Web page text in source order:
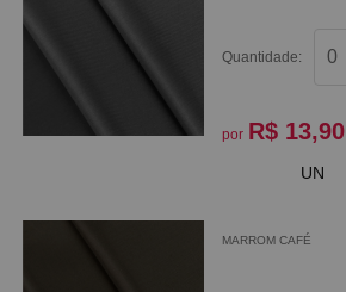
Quantidade:
por R$ 13,90
UN
MARROM CAFÉ